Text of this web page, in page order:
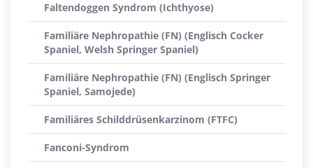
Faltendoggen Syndrom (Ichthyose)
Familiäre Nephropathie (FN) (Englisch Cocker
Spaniel, Welsh Springer Spaniel)
Familiäre Nephropathie (FN) (Englisch Springer
Spaniel, Samojede)
Familiäres Schilddrüsenkarzinom (FTFC)
Fanconi-Syndrom